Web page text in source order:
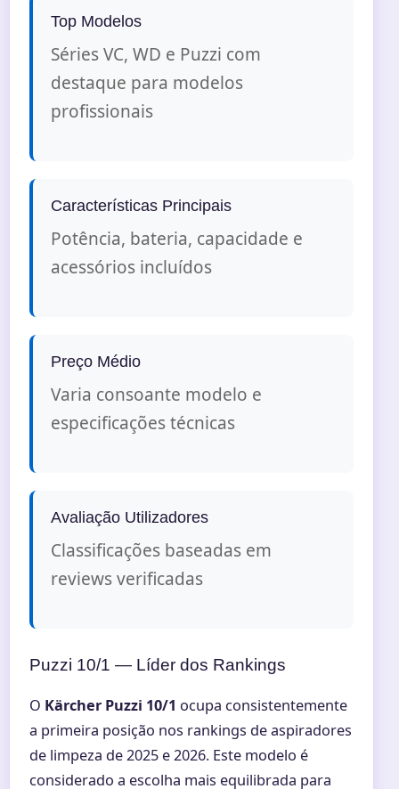
Top Modelos
Séries VC, WD e Puzzi com
destaque para modelos
profissionais
Características Principais
Potência, bateria, capacidade e
acessórios incluídos
Preço Médio
Varia consoante modelo e
especificações técnicas
Avaliação Utilizadores
Classificações baseadas em
reviews verificadas
Puzzi 10/1 — Líder dos Rankings
O Kärcher Puzzi 10/1 ocupa consistentemente
a primeira posição nos rankings de aspiradores
de limpeza de 2025 e 2026. Este modelo é
considerado a escolha mais equilibrada para